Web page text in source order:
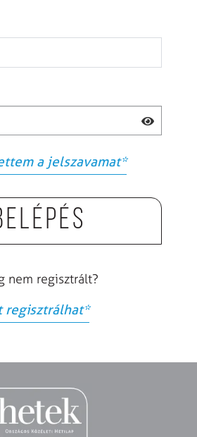
a jelszavamat*
nem regisztrált?
regisztrálhat*